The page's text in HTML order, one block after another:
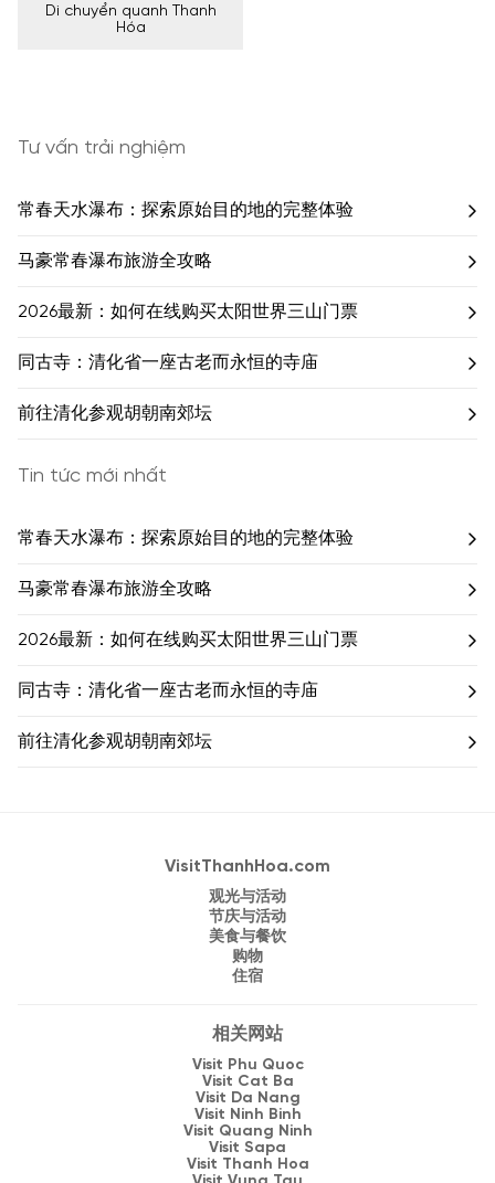
Di chuyển quanh Thanh
Hóa
Tư vấn trải nghiệm
常春天水瀑布：探索原始目的地的完整体验
马豪常春瀑布旅游全攻略
2026最新：如何在线购买太阳世界三山门票
同古寺：清化省一座古老而永恒的寺庙
前往清化参观胡朝南郊坛
Tin tức mới nhất
常春天水瀑布：探索原始目的地的完整体验
马豪常春瀑布旅游全攻略
2026最新：如何在线购买太阳世界三山门票
同古寺：清化省一座古老而永恒的寺庙
前往清化参观胡朝南郊坛
VisitThanhHoa.com
观光与活动
节庆与活动
美食与餐饮
购物
住宿
相关网站
Visit Phu Quoc
Visit Cat Ba
Visit Da Nang
Visit Ninh Binh
Visit Quang Ninh
Visit Sapa
Visit Thanh Hoa